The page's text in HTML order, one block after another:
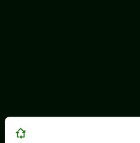
InfoCons – Protecția